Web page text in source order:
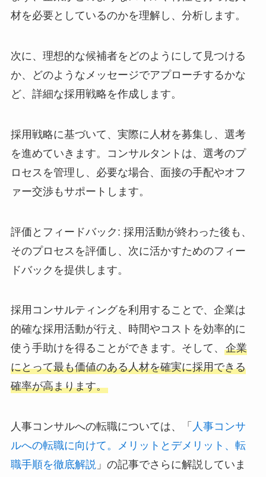
材を必要としているのかを理解し、分析します。
次に、理想的な候補者をどのようにして見つける
か、どのようなメッセージでアプローチするかな
ど、詳細な採用戦略を作成します。
採用戦略に基づいて、実際に人材を募集し、選考
を進めていきます。コンサルタントは、選考のプ
ロセスを管理し、必要な場合、面接の手配やオフ
ァー交渉もサポートします。
評価とフィードバック: 採用活動が終わった後も、
そのプロセスを評価し、次に活かすためのフィー
ドバックを提供します。
採用コンサルティングを利用することで、企業は
的確な採用活動が行え、時間やコストを効率的に
使う手助けを得ることができます。そして、 企業
にとって最も価値のある人材を確実に採用できる
確率が高まります。
人事コンサルへの転職については、「 人事コンサ
ルへの転職に向けて。メリットとデメリット、転
職手順を徹底解説」の記事でさらに解説していま